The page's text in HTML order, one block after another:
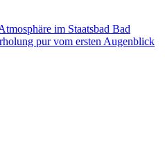
im Staatsbad Bad
pur vom ersten Augenblick